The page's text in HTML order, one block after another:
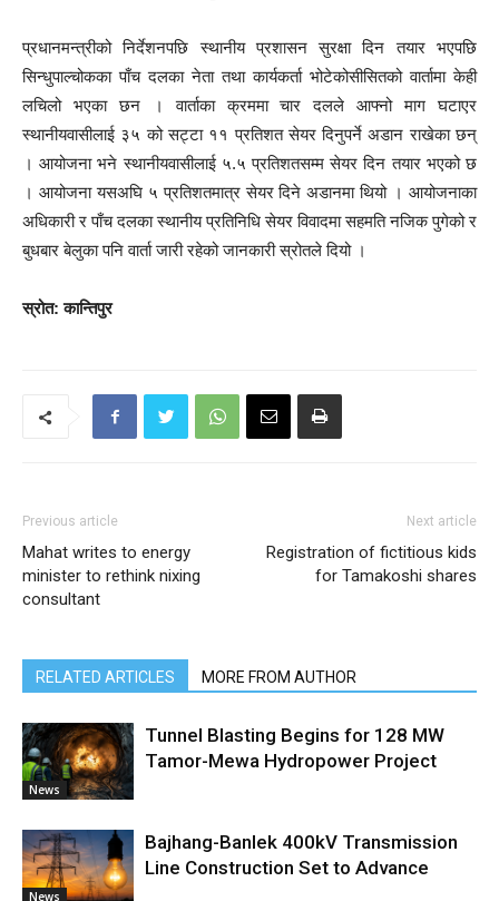
प्रधानमन्त्रीको निर्देशनपछि स्थानीय प्रशासन सुरक्षा दिन तयार भएपछि
सिन्धुपाल्चोकका पाँच दलका नेता तथा कार्यकर्ता भोटेकोसीसितको वार्तामा केही
लचिलो भएका छन । वार्ताका क्रममा चार दलले आफ्नो माग घटाएर
स्थानीयवासीलाई ३५ को सट्टा ११ प्रतिशत सेयर दिनुपर्ने अडान राखेका छन्
। आयोजना भने स्थानीयवासीलाई ५.५ प्रतिशतसम्म सेयर दिन तयार भएको छ
। आयोजना यसअघि ५ प्रतिशतमात्र सेयर दिने अडानमा थियो । आयोजनाका
अधिकारी र पाँच दलका स्थानीय प्रतिनिधि सेयर विवादमा सहमति नजिक पुगेको र
बुधबार बेलुका पनि वार्ता जारी रहेको जानकारी स्रोतले दियो ।
स्रोत: कान्तिपुर
Previous article
Mahat writes to energy
minister to rethink nixing
consultant
Next article
Registration of fictitious kids
for Tamakoshi shares
RELATED ARTICLES MORE FROM AUTHOR
News
Tunnel Blasting Begins for 128 MW
Tamor-Mewa Hydropower Project
News
Bajhang-Banlek 400kV Transmission
Line Construction Set to Advance